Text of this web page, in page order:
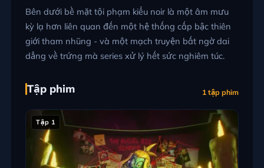
Bên dưới bề mặt tội phạm kiểu noir là một âm mưu
kỳ lạ hơn liên quan đến một hệ thống cấp bậc thiên
giới tham nhũng - và một mạch truyện bất ngờ dai
dẳng về trứng mà series xử lý hết sức nghiêm túc.
Tập phim 1 tập phim
Tập 1